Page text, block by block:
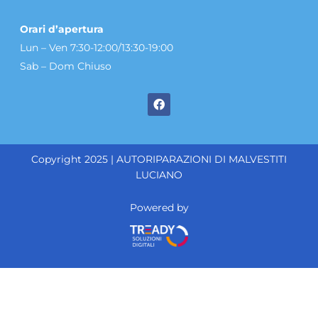
Orari d’apertura
Lun – Ven 7:30-12:00/13:30-19:00
Sab – Dom Chiuso
F
a
c
b
o
o
k
Copyright 2025 | AUTORIPARAZIONI DI MALVESTITI
LUCIANO
Powered by